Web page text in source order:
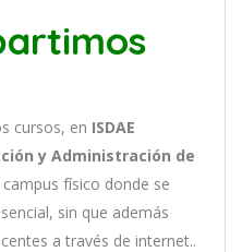
cursos, en ISDAE
y Administración de
campus físico donde se
sin que además
a través de internet..